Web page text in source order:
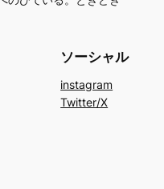
ソーシャル
instagram
Twitter/X